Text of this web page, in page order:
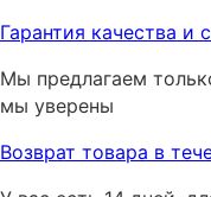
Гарантия качества и
Мы предлагаем
мы уверены
Возврат товара в